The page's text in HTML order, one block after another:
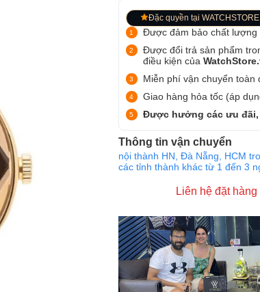
Đặc quyền tại WATCHSTORE
Được đảm bảo chất lượng
Được đổi trả sản phẩm
điều kiện của
Miễn phí vận chuyển toàn
Giao hàng hỏa tốc (áp
Được hưởng các ưu đãi,
Thông tin vận chuyển
nội thành HN, Đà Nẵng, HCM
các tỉnh thành khác từ 1 đến 3
Liên hệ đặt hàng